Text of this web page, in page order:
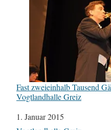
Fast zweieinhalb Tausend
Vogtlandhalle Greiz
Datum
1. Januar 2015